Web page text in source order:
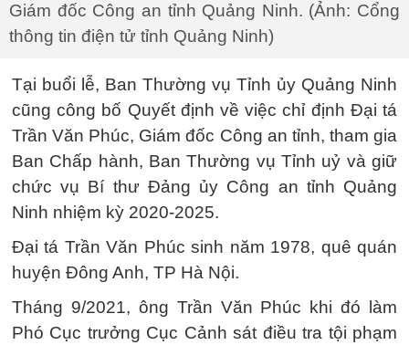
Giám đốc Công an tỉnh Quảng Ninh. (Ảnh: Cổng
thông tin điện tử tỉnh Quảng Ninh)
Tại buổi lễ, Ban Thường vụ Tỉnh ủy Quảng Ninh
cũng công bố Quyết định về việc chỉ định Đại tá
Trần Văn Phúc, Giám đốc Công an tỉnh, tham gia
Ban Chấp hành, Ban Thường vụ Tỉnh uỷ và giữ
chức vụ Bí thư Đảng ủy Công an tỉnh Quảng
Ninh nhiệm kỳ 2020-2025.
Đại tá Trần Văn Phúc sinh năm 1978, quê quán
huyện Đông Anh, TP Hà Nội.
Tháng 9/2021, ông Trần Văn Phúc khi đó làm
Phó Cục trưởng Cục Cảnh sát điều tra tội phạm